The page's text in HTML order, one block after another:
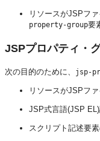
リソースがJSPフ
property-group要
JSPプロパティ・
次の目的のために、 jsp-
リソースがJSPフ
JSP式言語(JSP EL)
スクリプト記述要